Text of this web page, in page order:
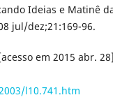
Ideias e Matinê
jul/dez;21:169-96.
em 2015 abr.
l10.741.htm